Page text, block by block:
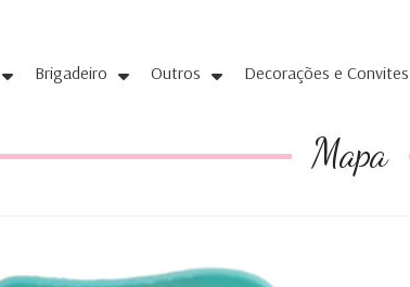
Brigadeiro Outros Decorações e Convites
Mapa